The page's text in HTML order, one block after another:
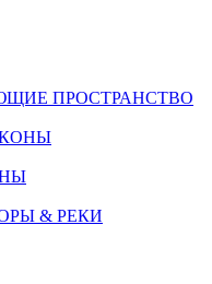
ПРОСТРАНСТВО
& РЕКИ